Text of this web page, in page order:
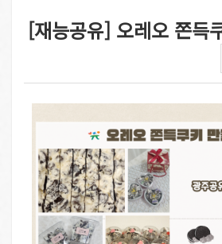
[재능공유] 오레오 쫀득